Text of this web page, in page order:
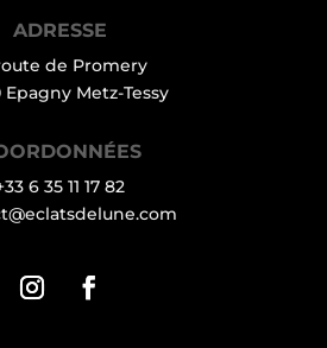
ADRESSE
de Promery
Epagny Metz-Tessy
6 35 11 17 82